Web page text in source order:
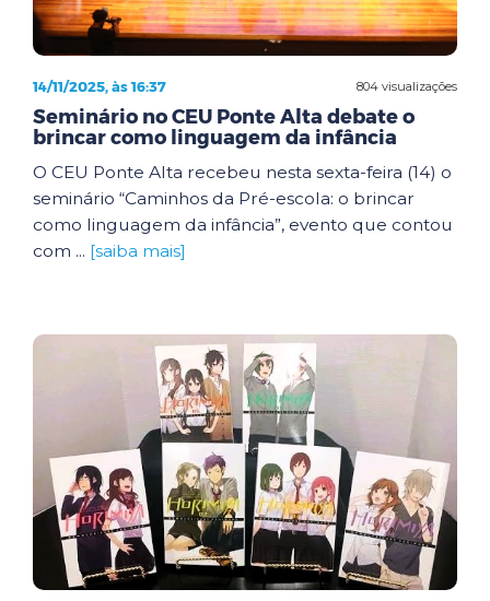
804 visualizações
14/11/2025, às 16:37
Seminário no CEU Ponte Alta debate o
brincar como linguagem da infância
O CEU Ponte Alta recebeu nesta sexta-feira (14) o
seminário “Caminhos da Pré-escola: o brincar
como linguagem da infância”, evento que contou
com ... [saiba mais]